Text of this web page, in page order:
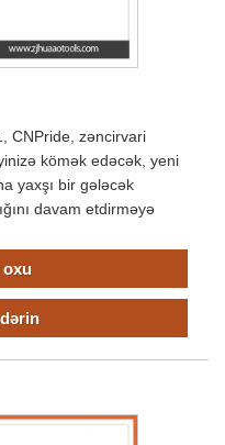
CNPride, zəncirvari
kömək edəcək, yeni
yaxşı bir gələcək
davam etdirməyə
oxu